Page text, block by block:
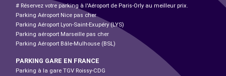
# Réservez votre parking à l'Aéroport de Paris-Orly au meilleur prix.
Parking Aéroport Nice pas cher
Parking Aéroport Lyon-Saint-Exupéry (LYS)
Parking aéroport Marseille pas cher
Parking Aéroport Bâle-Mulhouse (BSL)
PARKING GARE EN FRANCE
Parking à la gare TGV Roissy-CDG